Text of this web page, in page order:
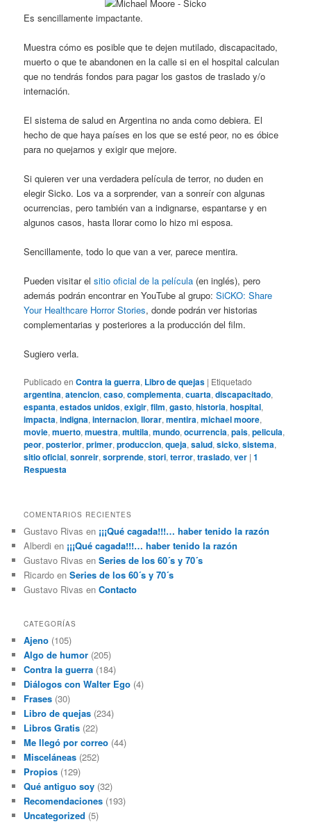
Es sencillamente impactante.
Muestra cómo es posible que te dejen mutilado, discapacitado,
muerto o que te abandonen en la calle si en el hospital calculan
que no tendrás fondos para pagar los gastos de traslado y/o
internación.
El sistema de salud en Argentina no anda como debiera. El
hecho de que haya países en los que se esté peor, no es óbice
para no quejarnos y exigir que mejore.
Si quieren ver una verdadera película de terror, no duden en
elegir Sicko. Los va a sorprender, van a sonreír con algunas
ocurrencias, pero también van a indignarse, espantarse y en
algunos casos, hasta llorar como lo hizo mi esposa.
Sencillamente, todo lo que van a ver, parece mentira.
Pueden visitar elsitio oficial de la película (en inglés), pero
además podrán encontrar en YouTube al grupo:SiCKO: Share
Your Healthcare Horror Stories, donde podrán ver historias
complementarias y posteriores a la producción del film.
Sugiero verla.
Publicado en Contra la guerra, Libro de quejas | Etiquetado
argentina,atencion,caso,complementa,cuarta,discapacitado,
espanta,estados unidos,exigir,film,gasto,historia,hospital,
impacta,indigna,internacion,llorar,mentira,michael moore,
movie,muerto,muestra,multila,mundo,ocurrencia,pais,pelicula,
peor,posterior,primer,produccion,queja,salud,sicko,sistema,
sitio oficial,sonreir,sorprende,stori,terror,traslado,ver |1
Respuesta
COMENTARIOS RECIENTES
Gustavo Rivas en ¡¡¡Qué cagada!!!… haber tenido la razón
Alberdi en ¡¡¡Qué cagada!!!… haber tenido la razón
Gustavo Rivas enSeries de los 60´s y 70´s
Ricardo enSeries de los 60´s y 70´s
Gustavo Rivas enContacto
CATEGORÍAS
Ajeno (105)
Algo de humor (205)
Contra la guerra (184)
Diálogos con Walter Ego (4)
Frases (30)
Libro de quejas (234)
Libros Gratis (22)
Me llegó por correo (44)
Misceláneas (252)
Propios (129)
Qué antiguo soy (32)
Recomendaciones (193)
Uncategorized (5)